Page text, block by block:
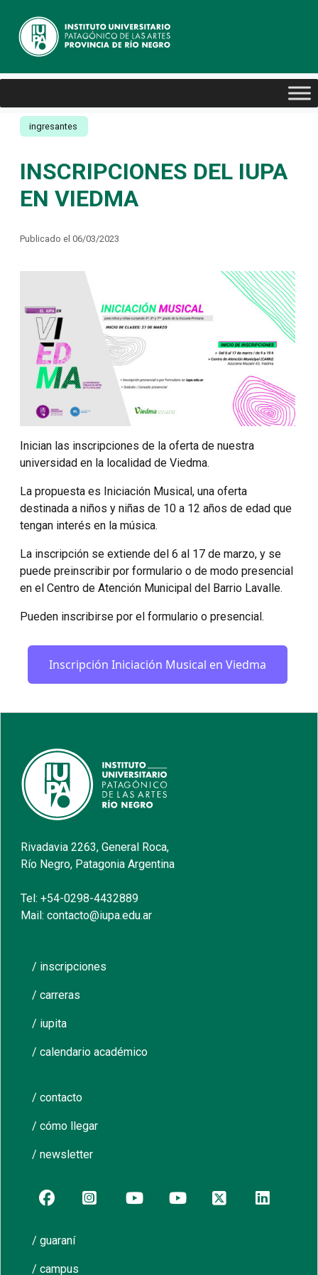
ingresantes
INSCRIPCIONES DEL IUPA
EN VIEDMA
Publicado el 06/03/2023
Inician las inscripciones de la oferta de nuestra
universidad en la localidad de Viedma.
La propuesta es Iniciación Musical, una oferta
destinada a niños y niñas de 10 a 12 años de edad que
tengan interés en la música.
La inscripción se extiende del 6 al 17 de marzo, y se
puede preinscribir por formulario o de modo presencial
en el Centro de Atención Municipal del Barrio Lavalle.
Pueden inscribirse por el formulario o presencial.
Inscripción Iniciación Musical en Viedma
Rivadavia 2263, General Roca,
Río Negro, Patagonia Argentina
Tel: +54-0298-4432889
Mail: contacto@iupa.edu.ar
/ inscripciones
/ carreras
/ iupita
/ calendario académico
/ contacto
/ cómo llegar
/ newsletter
/ guaraní
/ campus